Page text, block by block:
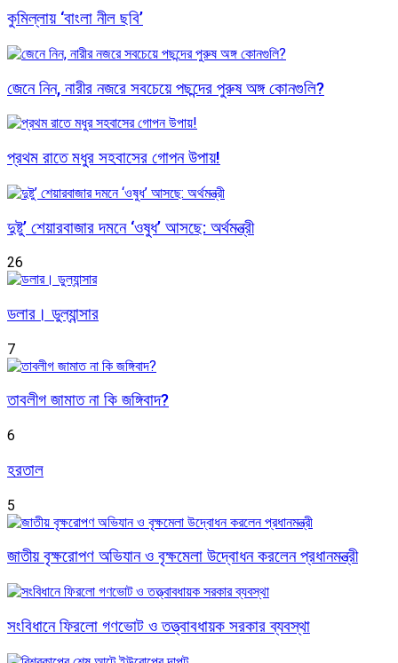
কুমিল্লায় ‘বাংলা নীল ছবি’
জেনে নিন, নারীর নজরে সবচেয়ে পছন্দের পুরুষ অঙ্গ কোনগুলি?
প্রথম রাতে মধুর সহবাসের গোপন উপায়!
দুষ্টু’ শেয়ারবাজার দমনে ‘ওষুধ’ আসছে: অর্থমন্ত্রী
26
ডলার। ডুল্যান্সার
7
তাবলীগ জামাত না কি জঙ্গিবাদ?
6
হরতাল
5
জাতীয় বৃক্ষরোপণ অভিযান ও বৃক্ষমেলা উদ্বোধন করলেন প্রধানমন্ত্রী
সংবিধানে ফিরলো গণভোট ও তত্ত্বাবধায়ক সরকার ব্যবস্থা